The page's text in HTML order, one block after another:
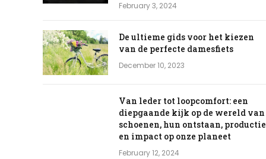
February 3, 2024
De ultieme gids voor het kiezen
van de perfecte damesfiets
December 10, 2023
Van leder tot loopcomfort: een
diepgaande kijk op de wereld van
schoenen, hun ontstaan, productie
en impact op onze planeet
February 12, 2024